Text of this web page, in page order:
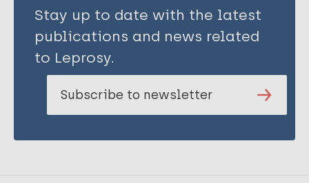
Stay up to date with the latest
publications and news related
to Leprosy.
Subscribe to newsletter